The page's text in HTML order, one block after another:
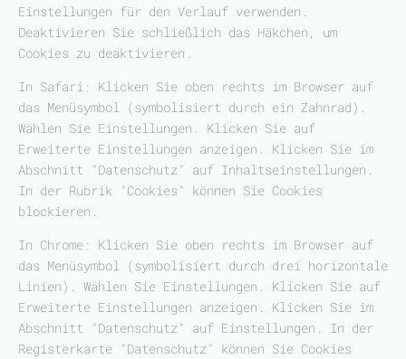
Einstellungen für den Verlauf verwenden.
Deaktivieren Sie schließlich das Häkchen, um
Cookies zu deaktivieren.
In Safari: Klicken Sie oben rechts im Browser auf
das Menüsymbol (symbolisiert durch ein Zahnrad).
Wählen Sie Einstellungen. Klicken Sie auf
Erweiterte Einstellungen anzeigen. Klicken Sie im
Abschnitt "Datenschutz" auf Inhaltseinstellungen.
In der Rubrik "Cookies" können Sie Cookies
blockieren.
In Chrome: Klicken Sie oben rechts im Browser auf
das Menüsymbol (symbolisiert durch drei horizontale
Linien). Wählen Sie Einstellungen. Klicken Sie auf
Erweiterte Einstellungen anzeigen. Klicken Sie im
Abschnitt "Datenschutz" auf Einstellungen. In der
Registerkarte "Datenschutz" können Sie Cookies